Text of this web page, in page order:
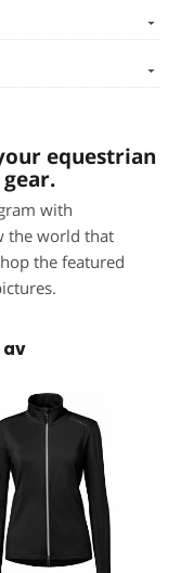
equestrian
with
the world that
the featured
av